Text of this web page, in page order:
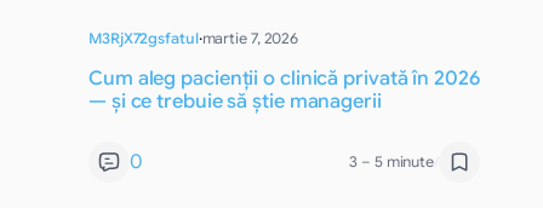
M3RjX72gsfatul·martie 7, 2026
Cum aleg pacienții o clinică privată în 2026
— și ce trebuie să știe managerii
0 3 – 5 minute